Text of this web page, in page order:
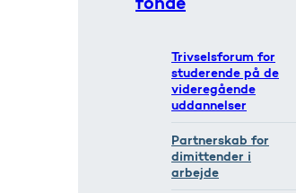
Trivselsforum for
studerende på de
videregående
uddannelser
Partnerskab for
dimittender i
arbejde